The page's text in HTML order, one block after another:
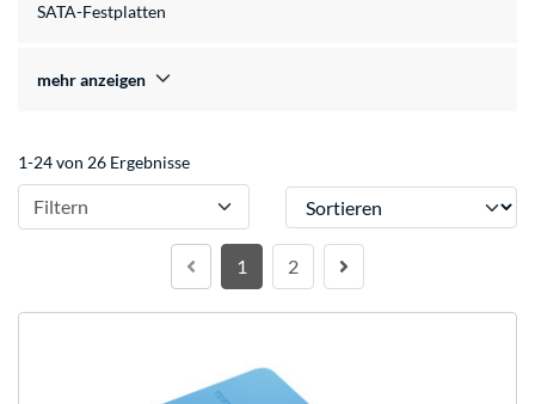
SATA-Festplatten
mehr anzeigen
1-24 von 26 Ergebnisse
Filtern Sortieren
1 2